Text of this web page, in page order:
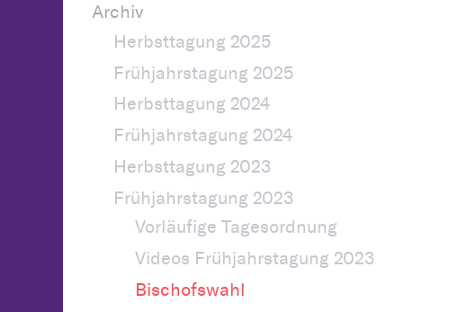
Archiv
Herbsttagung 2025
Frühjahrstagung 2025
Herbsttagung 2024
Frühjahrstagung 2024
Herbsttagung 2023
Frühjahrstagung 2023
Vorläufige Tagesordnung
Videos Frühjahrstagung 2023
Bischofswahl